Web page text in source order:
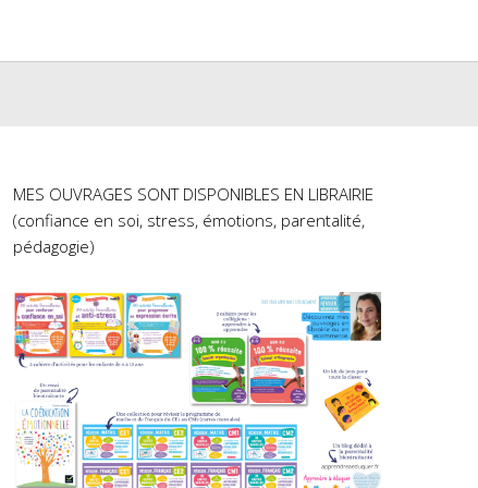
MES OUVRAGES SONT DISPONIBLES EN LIBRAIRIE
(confiance en soi, stress, émotions, parentalité,
pédagogie)